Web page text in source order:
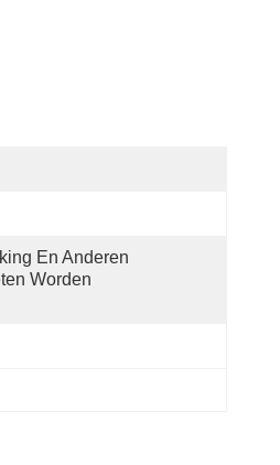
En Anderen
Worden